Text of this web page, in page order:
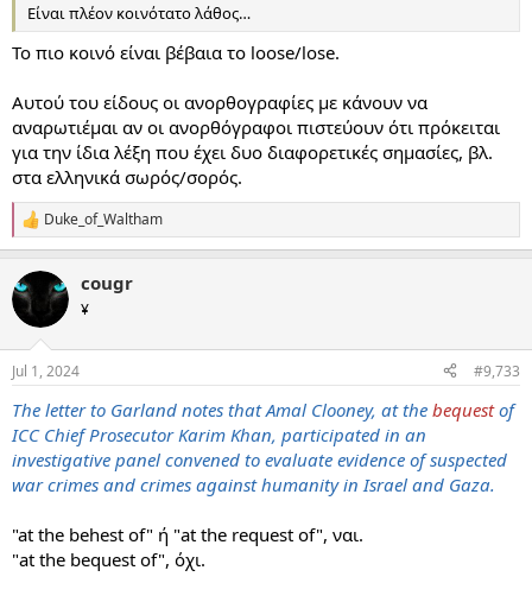
Είναι πλέον κοινότατο λάθος…
To πιο κοινό είναι βέβαια το loose/lose.
Αυτού του είδους οι ανορθογραφίες με κάνουν να
αναρωτιέμαι αν οι ανορθόγραφοι πιστεύουν ότι πρόκειται
για την ίδια λέξη που έχει δυο διαφορετικές σημασίες, βλ.
στα ελληνικά σωρός/σορός.
R
e
c
t
i
n
s
Duke_of_Waltham
cougr
¥
Jul 1, 2024 #9,733
The letter to Garland notes that Amal Clooney, at the bequestof
ICC Chief Prosecutor Karim Khan, participated in an
investigative panel convened to evaluate evidence of suspected
war crimes and crimes against humanity in Israel and Gaza.
"at the behest of" ή "at the request of", ναι.
"at the bequest of", όχι.